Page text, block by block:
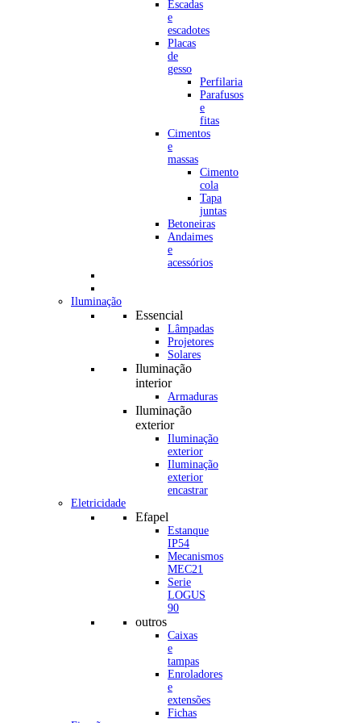
Escadas
e
escadotes
Placas
de
gesso
Perfilaria
Parafusos
e
fitas
Cimentos
e
massas
Cimento
cola
Tapa
juntas
Betoneiras
Andaimes
e
acessórios
Iluminação
Essencial
Lâmpadas
Projetores
Solares
Iluminação
interior
Armaduras
Iluminação
exterior
Iluminação
exterior
Iluminação
exterior
encastrar
Eletricidade
Efapel
Estanque
IP54
Mecanismos
MEC21
Serie
LOGUS
90
outros
Caixas
e
tampas
Enroladores
e
extensões
Fichas